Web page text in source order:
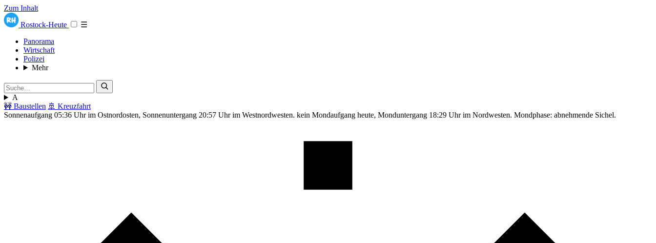
Zum Inhalt
Rostock-Heute
☰
Panorama
Wirtschaft
Polizei
Mehr
A
🚧 Baustellen 🚢 Kreuzfahrt
Sonnenaufgang 05:36 Uhr im Ostnordosten, Sonnenuntergang 20:57 Uhr im Westnordwesten. kein Mondaufgang heute, Monduntergang 18:29 Uhr im Nordwesten. Mondphase: abnehmende Sichel.